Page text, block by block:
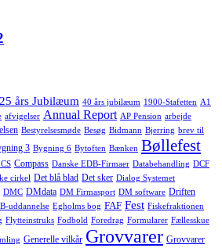
25 års Jubilæum 40 års jubilæum 1900-Stafetten A1
afvigelser Annual Report AP Pension arbejde
Bestyrelsesmøde Besøg Bidmann Bjerring brev til
3 Bygning 6 Bytoften Bænken Bøllefest
Compass Danske EDB-Firmaer Databehandling DCF
cirkel Det blå blad Det sker Dialog Systemet
DMC DMdata DM Firmasport DM software Driften
uddannelse Egholms bog FAF Fest Fiskefraktionen
Flytteinstruks Fodbold Foredrag Formularer Fællesskue
Generelle vilkår Grovvarer Grovvarer